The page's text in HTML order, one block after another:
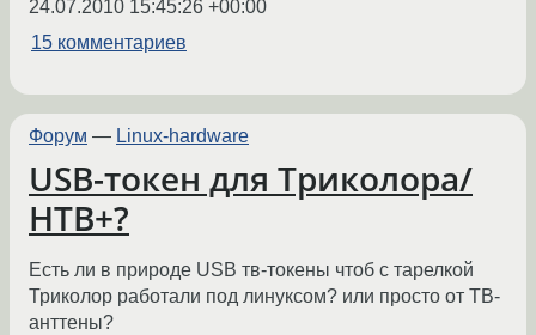
24.07.2010 15:45:26 +00:00
15 комментариев
Форум — Linux-hardware
USB-токен для Триколора/
НТВ+?
Есть ли в природе USB тв-токены чтоб с тарелкой
Триколор работали под линуксом? или просто от ТВ-
анттены?